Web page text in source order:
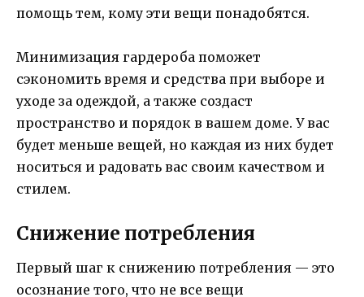
помощь тем, кому эти вещи понадобятся.
Минимизация гардероба поможет
сэкономить время и средства при выборе и
уходе за одеждой, а также создаст
пространство и порядок в вашем доме. У вас
будет меньше вещей, но каждая из них будет
носиться и радовать вас своим качеством и
стилем.
Снижение потребления
Первый шаг к снижению потребления — это
осознание того, что не все вещи